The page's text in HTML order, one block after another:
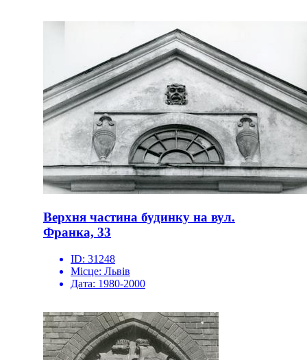
Верхня частина будинку на вул.
Франка, 33
ID: 31248
Місце: Львів
Дата: 1980-2000